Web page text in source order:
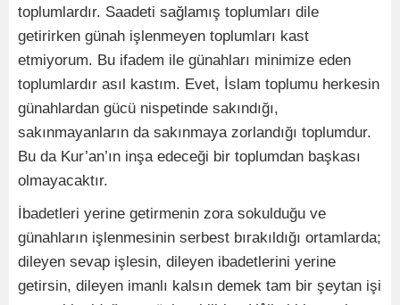
toplumlardır. Saadeti sağlamış toplumları dile
getirirken günah işlenmeyen toplumları kast
etmiyorum. Bu ifadem ile günahları minimize eden
toplumlardır asıl kastım. Evet, İslam toplumu herkesin
günahlardan gücü nispetinde sakındığı,
sakınmayanların da sakınmaya zorlandığı toplumdur.
Bu da Kur’an’ın inşa edeceği bir toplumdan başkası
olmayacaktır.
İbadetleri yerine getirmenin zora sokulduğu ve
günahların işlenmesinin serbest bırakıldığı ortamlarda;
dileyen sevap işlesin, dileyen ibadetlerini yerine
getirsin, dileyen imanlı kalsın demek tam bir şeytan işi